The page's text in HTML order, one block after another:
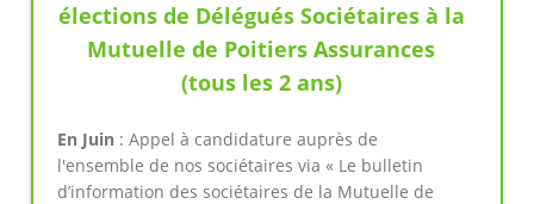
élections de Délégués Sociétaires à la
Mutuelle de Poitiers Assurances
(tous les 2 ans)
En Juin : Appel à candidature auprès de
l'ensemble de nos sociétaires via « Le bulletin
d’information des sociétaires de la Mutuelle de